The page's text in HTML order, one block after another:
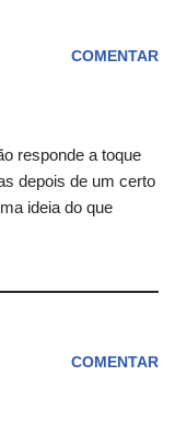
COMENTAR
responde a toque
depois de um certo
ideia do que
COMENTAR